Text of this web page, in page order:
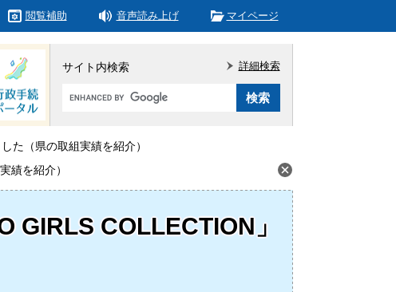
閲覧補助 音声読み上げ マイページ
サイト内検索
Google
タ
ム
索
詳細検索
た（県の取組実績を紹介）
績を紹介）
GIRLS COLLECTION」